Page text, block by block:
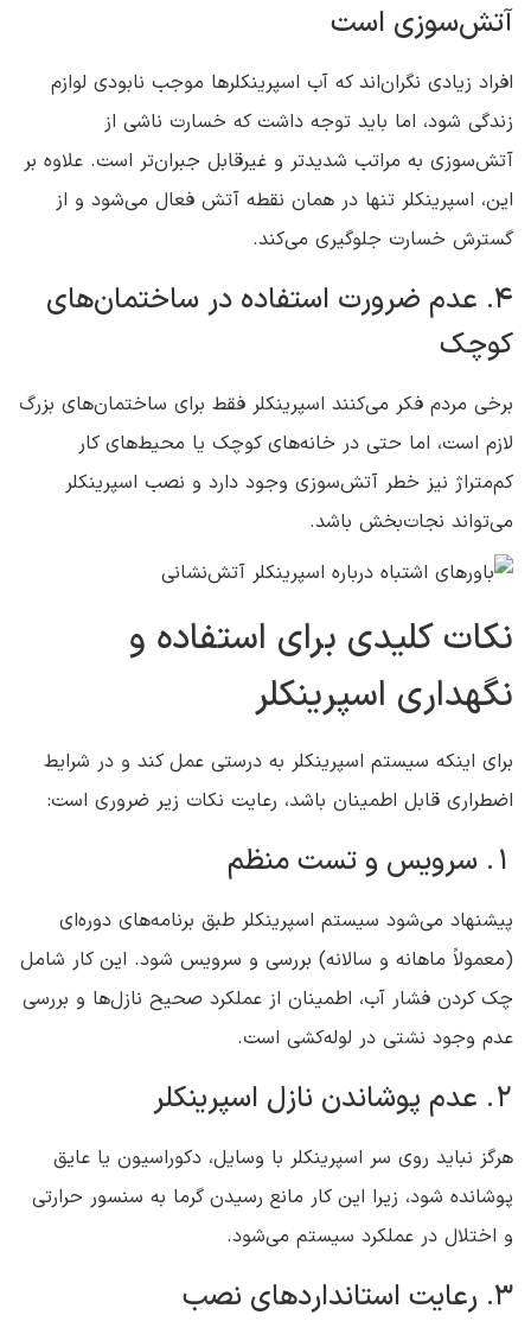
آتش‌سوزی است
افراد زیادی نگران‌اند که آب اسپرینکلرها موجب نابودی لوازم
زندگی شود، اما باید توجه داشت که خسارت ناشی از
آتش‌سوزی به مراتب شدیدتر و غیرقابل جبران‌تر است. علاوه بر
این، اسپرینکلر تنها در همان نقطه آتش فعال می‌شود و از
گسترش خسارت جلوگیری می‌کند.
4. عدم ضرورت استفاده در ساختمان‌های
کوچک
برخی مردم فکر می‌کنند اسپرینکلر فقط برای ساختمان‌های بزرگ
لازم است، اما حتی در خانه‌های کوچک یا محیط‌های کار
کم‌متراژ نیز خطر آتش‌سوزی وجود دارد و نصب اسپرینکلر
می‌تواند نجات‌بخش باشد.
نکات کلیدی برای استفاده و
نگهداری اسپرینکلر
برای اینکه سیستم اسپرینکلر به درستی عمل کند و در شرایط
اضطراری قابل اطمینان باشد، رعایت نکات زیر ضروری است:
1. سرویس و تست منظم
پیشنهاد می‌شود سیستم اسپرینکلر طبق برنامه‌های دوره‌ای
(معمولاً ماهانه و سالانه) بررسی و سرویس شود. این کار شامل
چک کردن فشار آب، اطمینان از عملکرد صحیح نازل‌ها و بررسی
عدم وجود نشتی در لوله‌کشی است.
2. عدم پوشاندن نازل اسپرینکلر
هرگز نباید روی سر اسپرینکلر با وسایل، دکوراسیون یا عایق
پوشانده شود، زیرا این کار مانع رسیدن گرما به سنسور حرارتی
و اختلال در عملکرد سیستم می‌شود.
3. رعایت استانداردهای نصب